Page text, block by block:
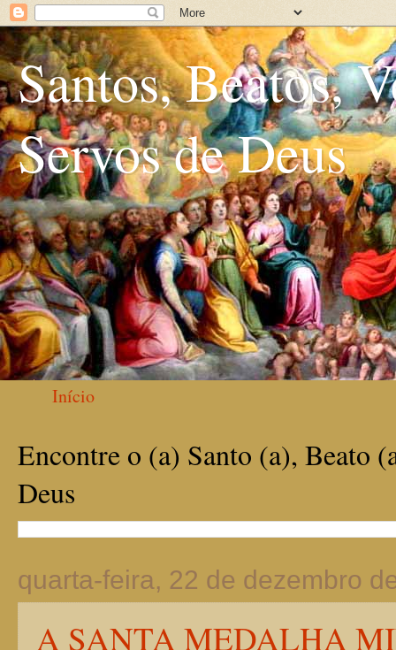
Santos, Beatos,
Servos de Deus
Início
Encontre o (a) Santo (a), Beato
Deus
quarta-feira, 22 de dezembro
A SANTA MEDALHA